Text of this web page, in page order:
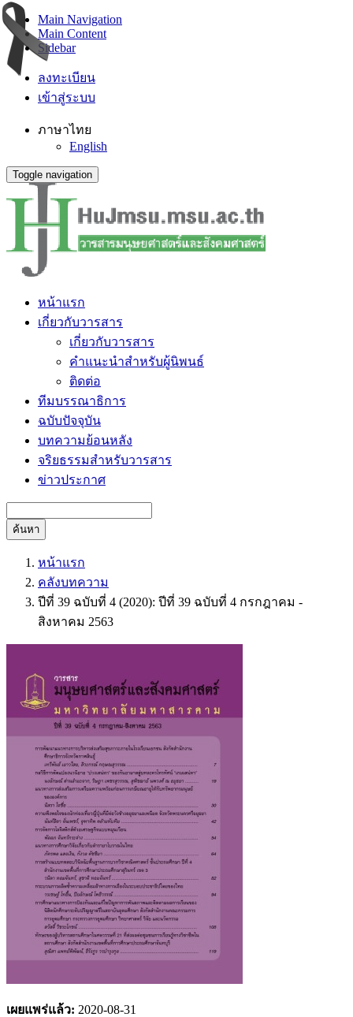
Main Navigation
Main Content
Sidebar
ลงทะเบียน
เข้าสู่ระบบ
ภาษาไทย
English
Toggle navigation
หน้าแรก
เกี่ยวกับวารสาร
เกี่ยวกับวารสาร
คำแนะนำสำหรับผู้นิพนธ์
ติดต่อ
ทีมบรรณาธิการ
ฉบับปัจจุบัน
บทความย้อนหลัง
จริยธรรมสำหรับวารสาร
ข่าวประกาศ
ค้นหา
หน้าแรก
คลังบทความ
ปีที่ 39 ฉบับที่ 4 (2020): ปีที่ 39 ฉบับที่ 4 กรกฎาคม -
สิงหาคม 2563
เผยแพร่แล้ว: 2020-08-31